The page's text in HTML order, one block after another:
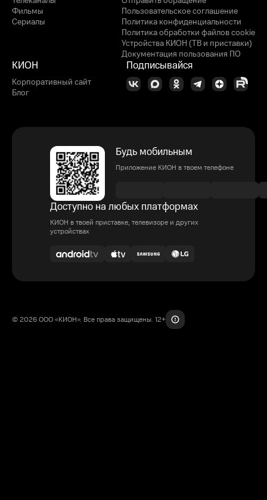
Фильмы
Сериалы
Пользовательское соглашение
Политика конфиденциальности
Политика обработки файлов cookie
Устройства КИОН (ТВ и приставки)
Документация пользования ПО
КИОН
Корпоративный сайт
Блог
Подписывайся
Будь мобильным
Приложение КИОН в твоем телефоне
Доступно на любых платформах
КИОН в твоей приставке, телевизоре и других
устройствах
© 2026 ООО «КИОН». Все права защищены. 12+